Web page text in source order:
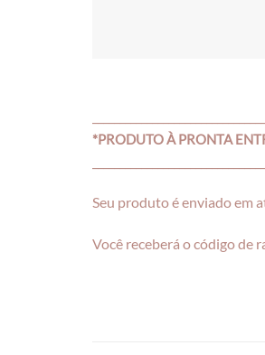
*PRODUTO À PRONTA
Seu produto é enviado em
Você receberá o código de